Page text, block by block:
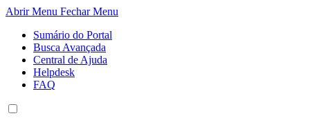
Abrir Menu Fechar Menu
Sumário do Portal
Busca Avançada
Central de Ajuda
Helpdesk
FAQ